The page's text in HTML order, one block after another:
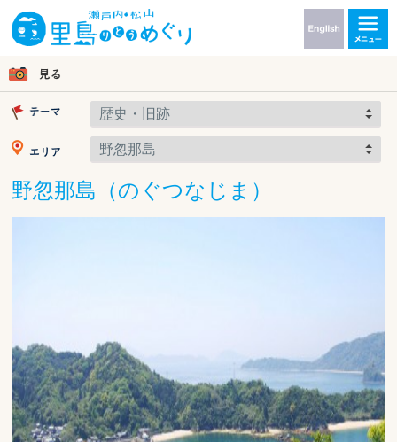
野忽那島（のぐつなじま）